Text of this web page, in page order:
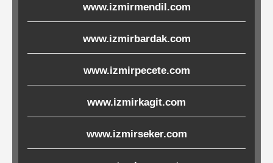
Melamin
Porselen-
Seramik
Cam
Buklet
www.izmirmendil.com
www.izmirbardak.com
www.izmirpecete.com
www.izmirkagit.com
www.izmirseker.com